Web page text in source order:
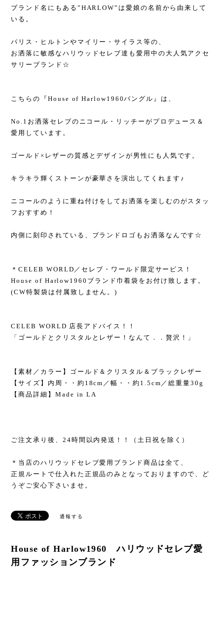
ブランド名にもある”HARLOW”は愛娘の名前から由来して
いる。
パリス・ヒルトンやマイリー・サイラス等の、
お洒落に敏感なハリウッドセレブ達も愛用中の大人気アクセ
サリーブランド☆
こちらの『House of Harlow1960バングル』は、
No.1お洒落セレブのニコール・リッチーがプロデュース＆
愛用しています。
ゴールド×レザーの質感とデザインが男性にも人気です。
キラキラ輝くストーンが豪華さを演出してくれます♪
ニコールのように重ね付けをしてお洒落を楽しむのがスタッ
フおすすめ！
内側に刻印されている、ブランドロゴもお洒落なんです☆
＊CELEB WORLD／セレブ・ワールド限定サービス！
House of Harlow1960ブランド巾着袋をお付け致します。
(CW特製袋は付属致しません。)
CELEB WORLD 店長アドバイス！！
「ゴールドとクリスタルとレザー！なんて．．贅沢！」
【素材／カラー】ゴールド＆クリスタル＆ブラックレザー
【サイズ】内周・・約18cm／幅・・約1.5cm／総重量30g
【商品詳細】Made in LA
ご注文承り後、24時間以内発送！！（土日祝を除く）
＊当店のハリウッドセレブ愛用ブランド商品は全て、
正規ルートで仕入れた正規品のみとなっておりますので、ど
うぞご安心下さいませ。
通報する
House of Harlow1960 ハリウッドセレブ愛
用ファッションブランド